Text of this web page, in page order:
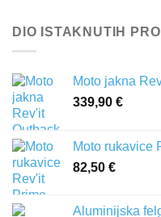
DIO ISTAKNUTIH
Moto jakna
339,90 €
Moto rukavice
82,50 €
Aluminijska